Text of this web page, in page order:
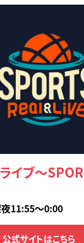
イブ～
11:55～0:00
公式サイトはこちら